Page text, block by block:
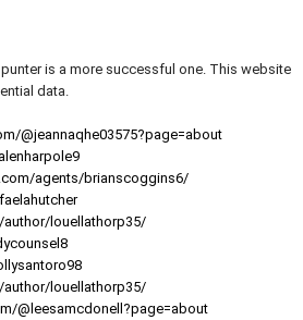
is a more successful one. This website
data.
@jeannaqhe03575?page=about
agents/brianscoggins6/
louellathorp35/
louellathorp35/
@leesamcdonell?page=about